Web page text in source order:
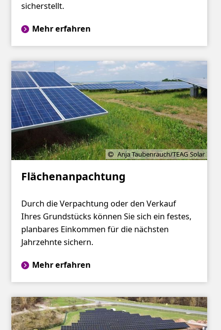
sicherstellt.
Mehr erfahren
Anja Taubenrauch/TEAG Solar
Flächenanpachtung
Durch die Verpachtung oder den Verkauf
Ihres Grundstücks können Sie sich ein festes,
planbares Einkommen für die nächsten
Jahrzehnte sichern.
Mehr erfahren